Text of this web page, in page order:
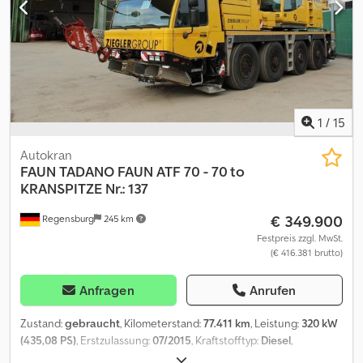
6000 Liter Schaumittel 270 Liter Sitickstoff Löschanlage 4x
Schlauchhaspel incl Druckschlauch für schnelllangriff seilich in
den Fächern Standheizung Lichtmast hinten AHK Kabine 4
Sitzplätze Blaulicht Martinshorn Achskonfiguratuion 6x4 Diff
Sperre vorne und Hinten Guter Zustand. Fahrbereit.Reifen 90%
Auf Wunsch gegen Aufpreis mit Neuabnahme und neuem TÜV.----
Tel.: E-Mail: josef. Standort: 97778 Fellen/Rengersbrunn
1 / 15
Regensburg 245 km
Autokran
FAUN TADANO FAUN ATF 70 - 70 to
KRANSPITZE Nr.: 137
€ 349.900
Festpreis zzgl. MwSt.
(€ 416.381 brutto)
Anfragen Anrufen
Zustand:gebraucht, Kilometerstand:77.411 km, Leistung: 320 kW
(435,08 PS), Erstzulassung:07/2015, Kraftstofftyp: Diesel,
, Achsen-Konfiguration: